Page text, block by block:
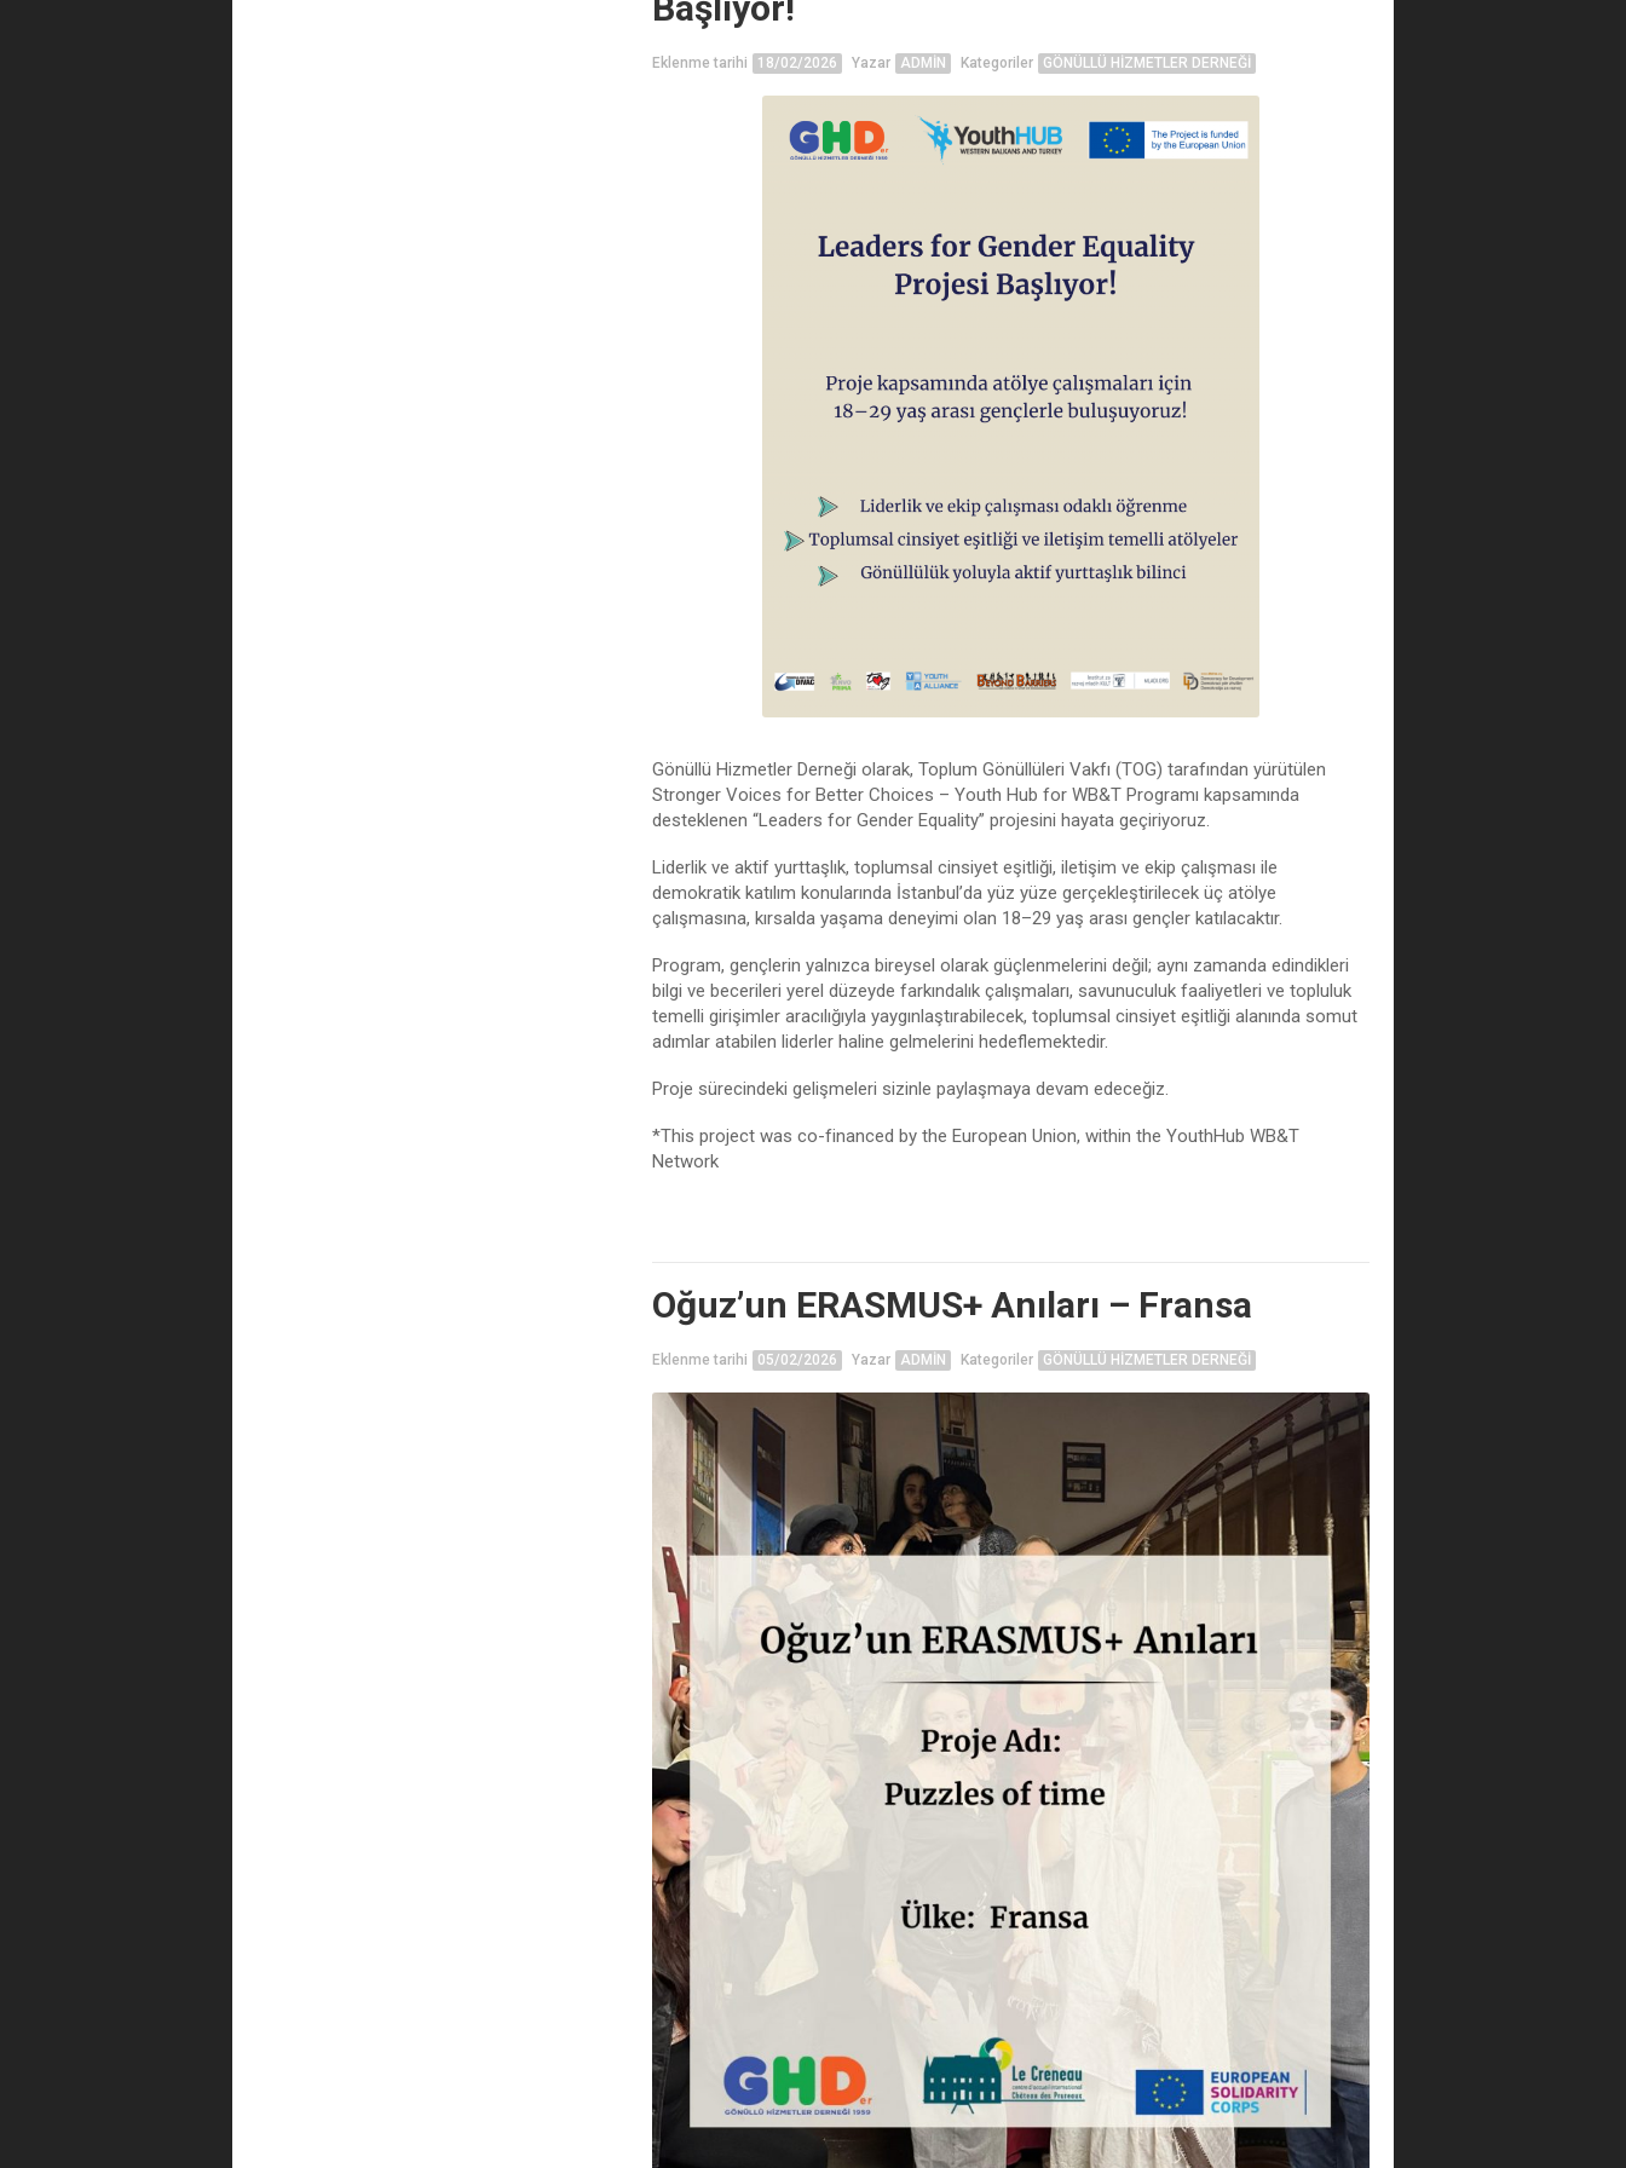
Eklenme tarihi 18/02/2026 Yazar ADMIN Kategoriler GÖNÜLLÜ HIZMETLER DERNEĞI
Gönüllü Hizmetler Derneği olarak, Toplum Gönüllüleri Vakfı (TOG) tarafından yürütülen
Stronger Voices for Better Choices – Youth Hub for WB&T Programı kapsamında
desteklenen “Leaders for Gender Equality” projesini hayata geçiriyoruz.
Liderlik ve aktif yurttaşlık, toplumsal cinsiyet eşitliği, iletişim ve ekip çalışması ile
demokratik katılım konularında İstanbul’da yüz yüze gerçekleştirilecek üç atölye
çalışmasına, kırsalda yaşama deneyimi olan 18–29 yaş arası gençler katılacaktır.
Program, gençlerin yalnızca bireysel olarak güçlenmelerini değil; aynı zamanda edindikleri
bilgi ve becerileri yerel düzeyde farkındalık çalışmaları, savunuculuk faaliyetleri ve topluluk
temelli girişimler aracılığıyla yaygınlaştırabilecek, toplumsal cinsiyet eşitliği alanında somut
adımlar atabilen liderler haline gelmelerini hedeflemektedir.
Proje sürecindeki gelişmeleri sizinle paylaşmaya devam edeceğiz.
*This project was co-financed by the European Union, within the YouthHub WB&T
Network
Oğuz’un ERASMUS+ Anıları – Fransa
Eklenme tarihi 05/02/2026 Yazar ADMIN Kategoriler GÖNÜLLÜ HIZMETLER DERNEĞI